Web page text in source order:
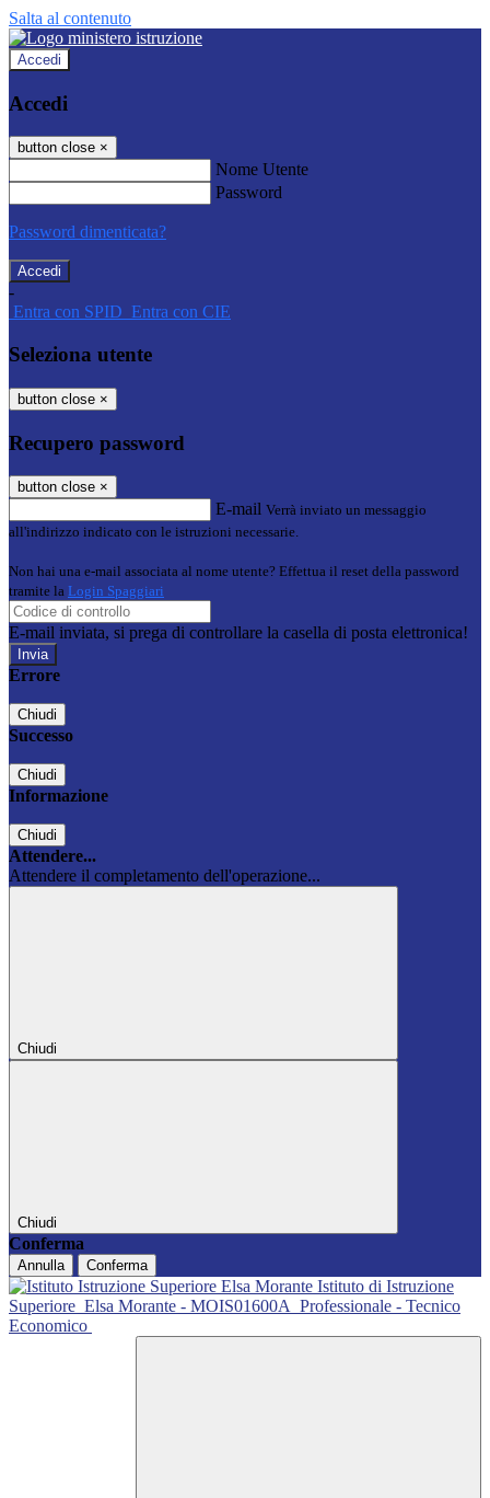
Salta al contenuto
Accedi
Accedi
button close ×
Nome Utente
Password
Password dimenticata?
-
Entra con SPID Entra con CIE
Seleziona utente
button close ×
Recupero password
button close ×
E-mail Verrà inviato un messaggio
all'indirizzo indicato con le istruzioni necessarie.
Non hai una e-mail associata al nome utente? Effettua il reset della password
tramite la Login Spaggiari
E-mail inviata, si prega di controllare la casella di posta elettronica!
Errore
Chiudi
Successo
Chiudi
Informazione
Chiudi
Attendere...
Attendere il completamento dell'operazione...
Chiudi
Chiudi
Conferma
Annulla Conferma
Istituto di Istruzione
Superiore Elsa Morante - MOIS01600A Professionale - Tecnico
Economico